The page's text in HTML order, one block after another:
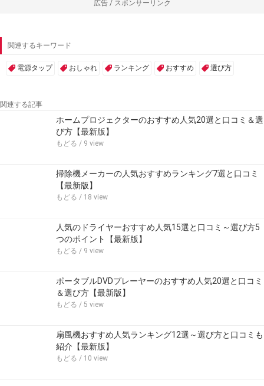
広告 / スポンサーリンク
関連するキーワード
電源タップ おしゃれ ランキング おすすめ 選び方
関連する記事
ホームプロジェクターのおすすめ人気20選と口コミ＆選
び方【最新版】
もどる / 9 view
掃除機メーカーの人気おすすめランキング7選と口コミ
【最新版】
もどる / 18 view
人気のドライヤーおすすめ人気15選と口コミ～選び方5
つのポイント【最新版】
もどる / 9 view
ポータブルDVDプレーヤーのおすすめ人気20選と口コミ
＆選び方【最新版】
もどる / 5 view
扇風機おすすめ人気ランキング12選～選び方と口コミも
紹介【最新版】
もどる / 10 view